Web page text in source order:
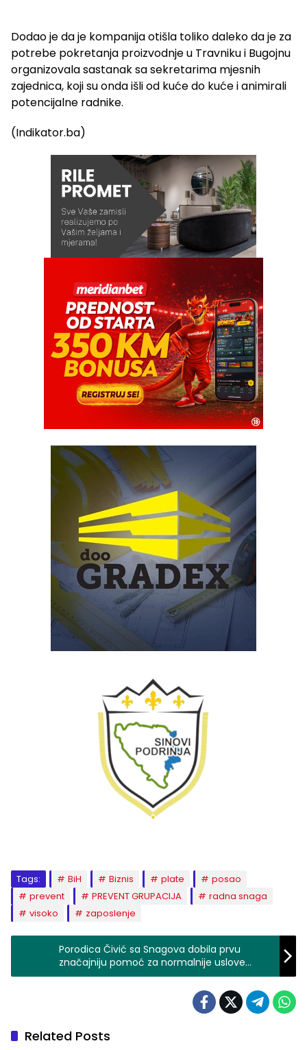
Dodao je da je kompanija otišla toliko daleko da je za
potrebe pokretanja proizvodnje u Travniku i Bugojnu
organizovala sastanak sa sekretarima mjesnih
zajednica, koji su onda išli od kuće do kuće i animirali
potencijalne radnike.
(Indikator.ba)
Tags: BiH Biznis plate
posao
prevent
PREVENT GRUPACIJA
radna snaga
visoko
zaposlenje
Porodica Čivić sa Snagova dobila prvu
značajniju pomoć za normalnije uslove
života
Related Posts